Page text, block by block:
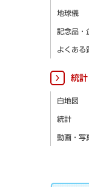
地球儀
記念品・
よくある
統
白地図
統計
動画・写